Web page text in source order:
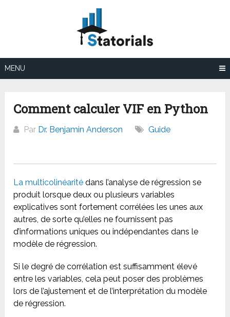
MENU
Comment calculer VIF en Python
Par Dr. Benjamin Anderson Guide
La multicolinéarité dans l’analyse de régression se
produit lorsque deux ou plusieurs variables
explicatives sont fortement corrélées les unes aux
autres, de sorte qu’elles ne fournissent pas
d’informations uniques ou indépendantes dans le
modèle de régression.
Si le degré de corrélation est suffisamment élevé
entre les variables, cela peut poser des problèmes
lors de l’ajustement et de l’interprétation du modèle
de régression.